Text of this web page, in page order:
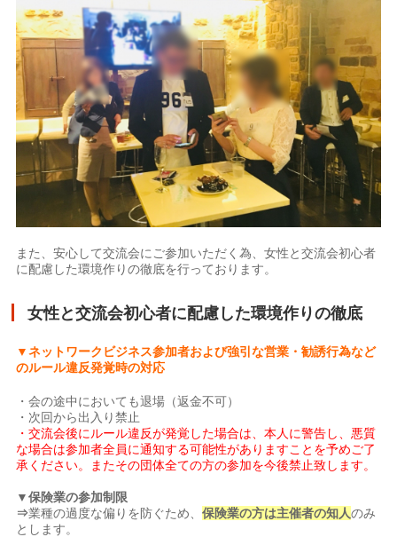
また、安心して交流会にご参加いただく為、女性と交流会初心者
に配慮した環境作りの徹底を行っております。
女性と交流会初心者に配慮した環境作りの徹底
▼ネットワークビジネス参加者および強引な営業・勧誘行為など
のルール違反発覚時の対応
・会の途中においても退場（返金不可）
・次回から出入り禁止
・交流会後にルール違反が発覚した場合は、本人に警告し、悪質
な場合は参加者全員に通知する可能性がありますことを予めご了
承ください。またその団体全ての方の参加を今後禁止致します。
▼保険業の参加制限
⇒業種の過度な偏りを防ぐため、保険業の方は主催者の知人のみ
とします。